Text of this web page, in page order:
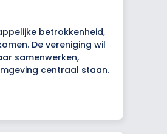
betrokkenheid,
De vereniging wil
samenwerken,
centraal staan.